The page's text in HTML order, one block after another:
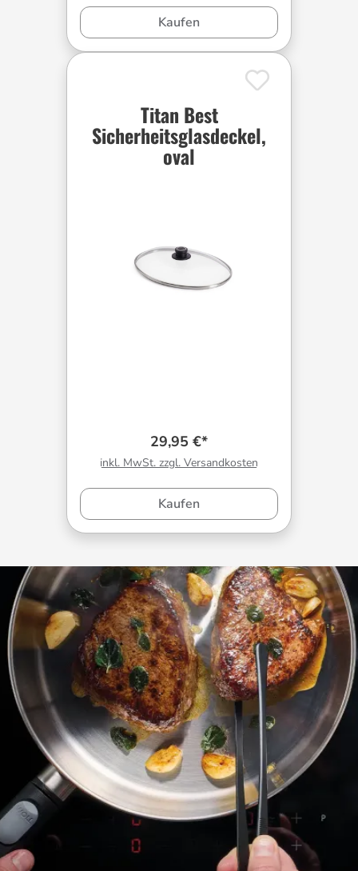
Kaufen
Titan Best
Sicherheitsglasdeckel,
oval
29,95 €*
inkl. MwSt. zzgl. Versandkosten
Kaufen